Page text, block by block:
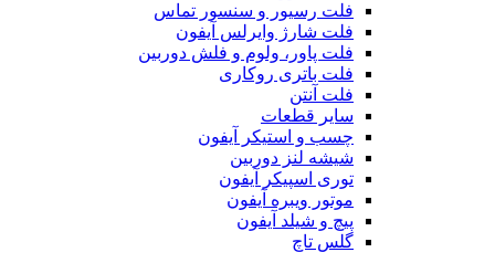
فلت رسیور و سنسور تماس
فلت شارژ وایرلس آیفون
فلت پاور، ولوم و فلش دوربین
فلت باتری روکاری
فلت آنتن
سایر قطعات
چسب و استیکر آیفون
شیشه لنز دوربین
توری اسپیکر آیفون
موتور ویبره آیفون
پیچ و شیلد آیفون
گلس تاچ